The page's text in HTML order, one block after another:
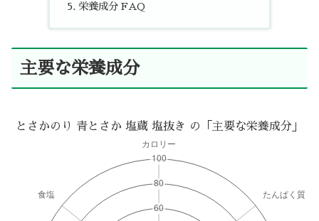
栄養成分 FAQ
主要な栄養成分
とさかのり 青とさか 塩蔵 塩抜き の「主要な栄養成分」